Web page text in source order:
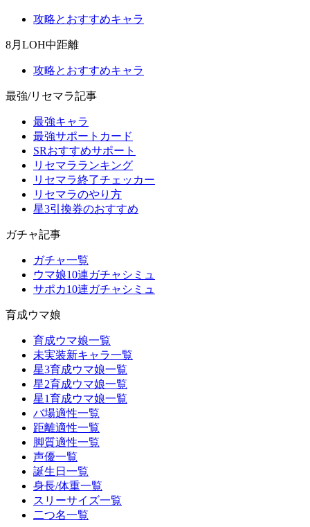
攻略とおすすめキャラ
8月LOH中距離
攻略とおすすめキャラ
最強/リセマラ記事
最強キャラ
最強サポートカード
SRおすすめサポート
リセマラランキング
リセマラ終了チェッカー
リセマラのやり方
星3引換券のおすすめ
ガチャ記事
ガチャ一覧
ウマ娘10連ガチャシミュ
サポカ10連ガチャシミュ
育成ウマ娘
育成ウマ娘一覧
未実装新キャラ一覧
星3育成ウマ娘一覧
星2育成ウマ娘一覧
星1育成ウマ娘一覧
バ場適性一覧
距離適性一覧
脚質適性一覧
声優一覧
誕生日一覧
身長/体重一覧
スリーサイズ一覧
二つ名一覧